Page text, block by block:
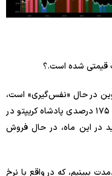
قیمتی شده است.؟
در حال «نفس‌گیری» است،
زیرا دارندگان آن برای کسب سود پس از رشد ۱۷۵ درصدی پادشاه کریپتو در
در این ماه، در حال فروش
ببینیم، که در واقع با نرخ